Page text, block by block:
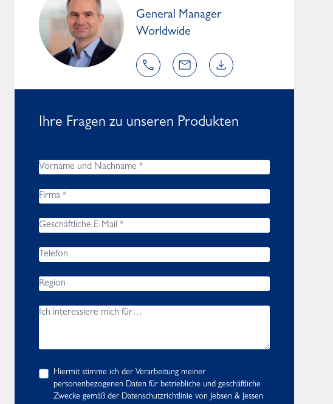
General Manager
Worldwide
Ihre Fragen zu unseren Produkten
Hiermit stimme ich der Verarbeitung meiner
personenbezogenen Daten für betriebliche und geschäftliche
Zwecke gemäß der Datenschutzrichtlinie von Jebsen & Jessen